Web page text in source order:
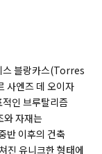
스 블랑카스(Torres
사엔즈 데 오이자
인 브루탈리즘
자재는
반 이후의 건축
진 유니크한 형태에